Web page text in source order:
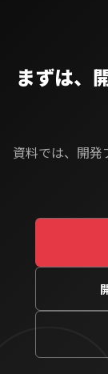
役職
従業員数
まずは、
資料では、開発